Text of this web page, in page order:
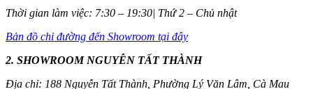
Thời gian làm việc: 7:30 – 19:30| Thứ 2 – Chủ nhật
Bản đồ chỉ đường đến Showroom tại đây
2. SHOWROOM NGUYỄN TẤT THÀNH
Địa chỉ: 188 Nguyễn Tất Thành, Phường Lý Văn Lâm, Cà Mau